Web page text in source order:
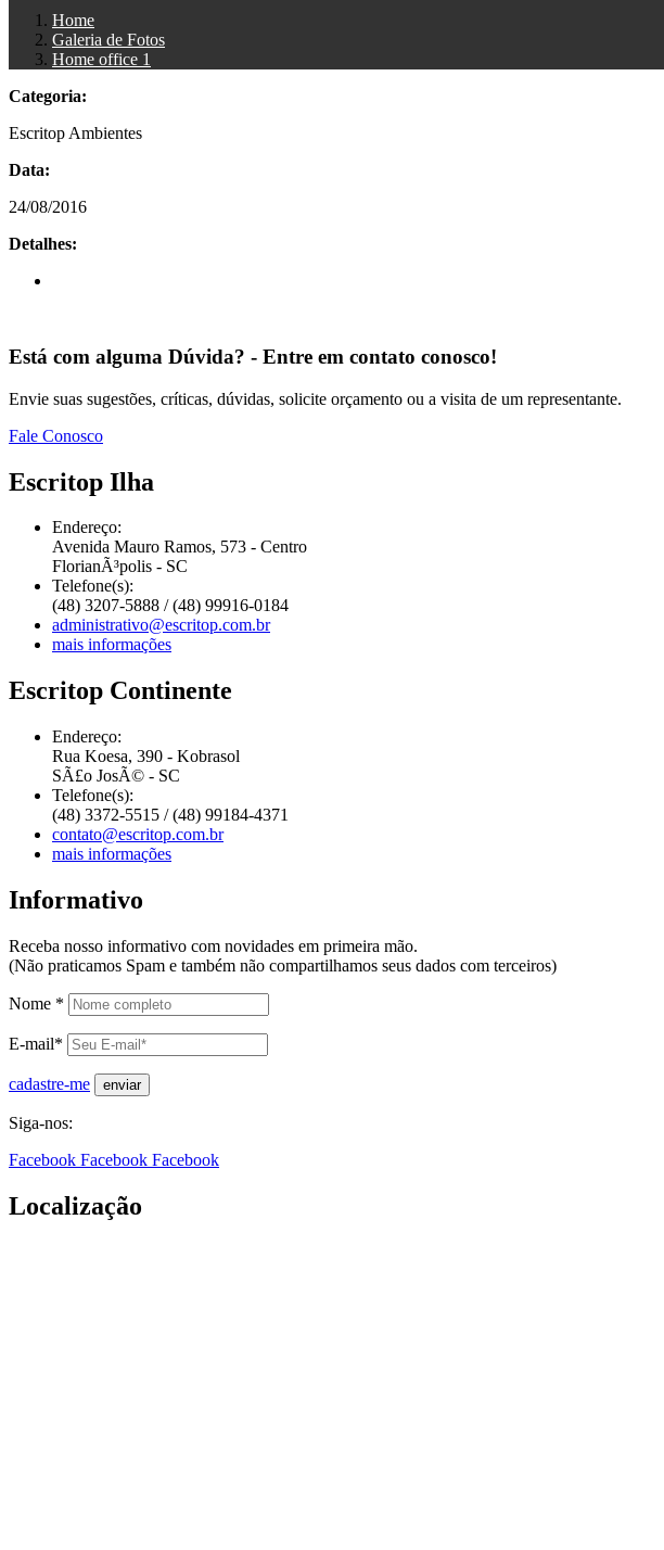
Home
Galeria de Fotos
Home office 1
Categoria:
Escritop Ambientes
Data:
24/08/2016
Detalhes:
Está com alguma Dúvida? - Entre em contato conosco!
Envie suas sugestões, críticas, dúvidas, solicite orçamento ou a visita de um representante.
Fale Conosco
Escritop Ilha
Endereço:
Avenida Mauro Ramos, 573 - Centro
FlorianÃ³polis - SC
Telefone(s):
(48) 3207-5888 / (48) 99916-0184
administrativo@escritop.com.br
mais informações
Escritop Continente
Endereço:
Rua Koesa, 390 - Kobrasol
SÃ£o JosÃ© - SC
Telefone(s):
(48) 3372-5515 / (48) 99184-4371
contato@escritop.com.br
mais informações
Informativo
Receba nosso informativo com novidades em primeira mão.
(Não praticamos Spam e também não compartilhamos seus dados com terceiros)
Nome *
E-mail*
cadastre-me
Siga-nos:
Facebook Facebook Facebook
Localização